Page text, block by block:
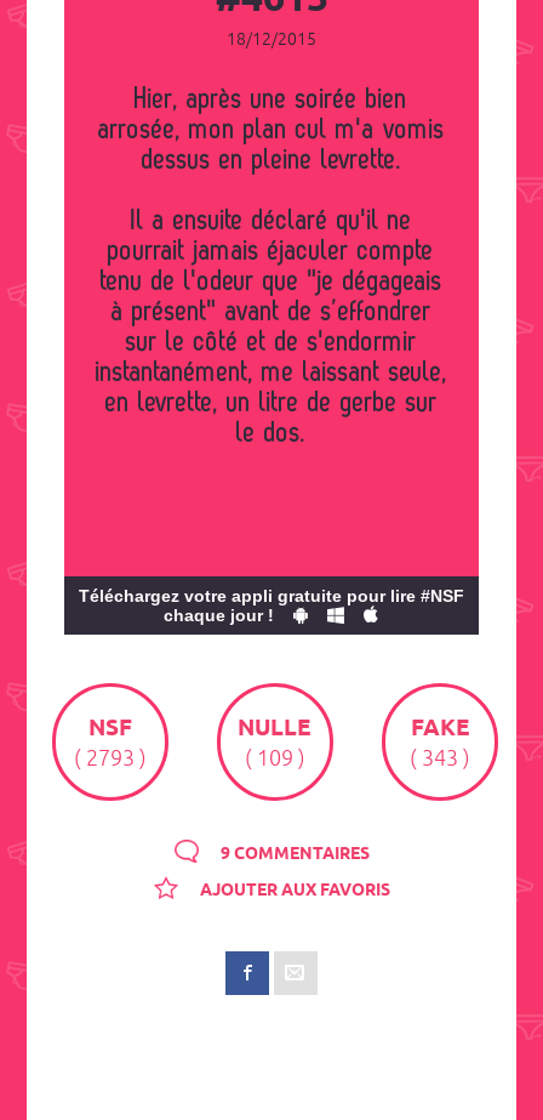
18/12/2015
Hier, après une soirée bien
arrosée, mon plan cul m'a vomis
dessus en pleine levrette.
Il a ensuite déclaré qu'il ne
pourrait jamais éjaculer compte
tenu de l'odeur que "je dégageais
à présent" avant de s’effondrer
sur le côté et de s'endormir
instantanément, me laissant seule,
en levrette, un litre de gerbe sur
le dos.
Téléchargez votre appli gratuite pour lire #NSF
chaque jour !
NSF
( 2793 )
NULLE
( 109 )
FAKE
( 343 )
9 COMMENTAIRES
AJOUTER AUX FAVORIS